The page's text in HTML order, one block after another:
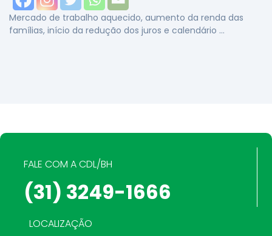
Mercado de trabalho aquecido, aumento da renda das
famílias, início da redução dos juros e calendário …
FALE COM A CDL/BH
(31) 3249-1666
LOCALIZAÇÃO